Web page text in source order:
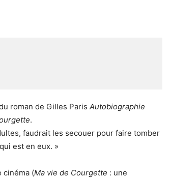
roman de Gilles Paris Autobiographie
.
faudrait les secouer pour faire tomber
est en eux. »
cinéma (Ma vie de Courgette : une